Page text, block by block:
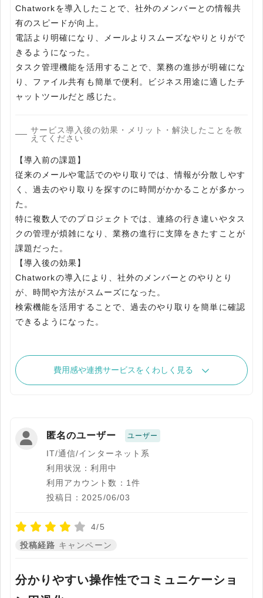
Chatworkを導入したことで、社外のメンバーとの情報共
有のスピードが向上。
電話より明確になり、メールよりスムーズなやりとりがで
きるようになった。
タスク管理機能を活用することで、業務の進捗が明確にな
り、ファイル共有も簡単で便利。ビジネス用途に適したチ
ャットツールだと感じた。
サービス導入後の効果・メリット・解決したことを教
えてください
【導入前の課題】
従来のメールや電話でのやり取りでは、情報が分散しやす
く、過去のやり取りを探すのに時間がかかることが多かっ
た。
特に複数人でのプロジェクトでは、連絡の行き違いやタス
クの管理が煩雑になり、業務の進行に支障をきたすことが
課題だった。
【導入後の効果】
Chatworkの導入により、社外のメンバーとのやりとり
が、時間や方法がスムーズになった。
検索機能を活用することで、過去のやり取りを簡単に確認
できるようになった。
費用感や連携サービスをくわしく見る
匿名のユーザー ユーザー
IT/通信/インターネット系
利用状況：利用中
利用アカウント数：1件
投稿日：2025/06/03
4/5
投稿経路 キャンペーン
分かりやすい操作性でコミュニケーショ